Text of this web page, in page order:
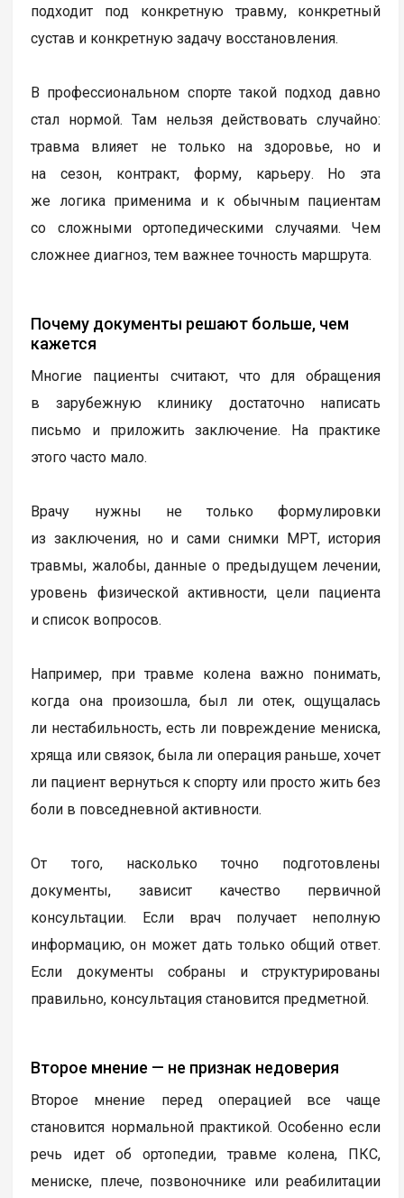
подходит под конкретную травму, конкретный
сустав и конкретную задачу восстановления.
В профессиональном спорте такой подход давно
стал нормой. Там нельзя действовать случайно:
травма влияет не только на здоровье, но и
на сезон, контракт, форму, карьеру. Но эта
же логика применима и к обычным пациентам
со сложными ортопедическими случаями. Чем
сложнее диагноз, тем важнее точность маршрута.
Почему документы решают больше, чем
кажется
Многие пациенты считают, что для обращения
в зарубежную клинику достаточно написать
письмо и приложить заключение. На практике
этого часто мало.
Врачу нужны не только формулировки
из заключения, но и сами снимки МРТ, история
травмы, жалобы, данные о предыдущем лечении,
уровень физической активности, цели пациента
и список вопросов.
Например, при травме колена важно понимать,
когда она произошла, был ли отек, ощущалась
ли нестабильность, есть ли повреждение мениска,
хряща или связок, была ли операция раньше, хочет
ли пациент вернуться к спорту или просто жить без
боли в повседневной активности.
От того, насколько точно подготовлены
документы, зависит качество первичной
консультации. Если врач получает неполную
информацию, он может дать только общий ответ.
Если документы собраны и структурированы
правильно, консультация становится предметной.
Второе мнение — не признак недоверия
Второе мнение перед операцией все чаще
становится нормальной практикой. Особенно если
речь идет об ортопедии, травме колена, ПКС,
мениске, плече, позвоночнике или реабилитации